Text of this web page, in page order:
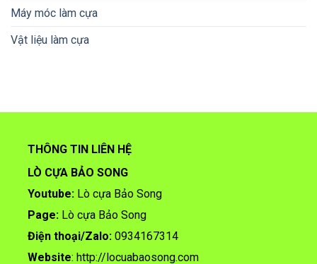
Máy móc làm cựa
Vật liệu làm cựa
THÔNG TIN LIÊN HỆ
LÒ CỰA BẢO SONG
Youtube: Lò cựa Bảo Song
Page: Lò cựa Bảo Song
Điện thoại/Zalo: 0934167314
Website: http://locuabaosong.com